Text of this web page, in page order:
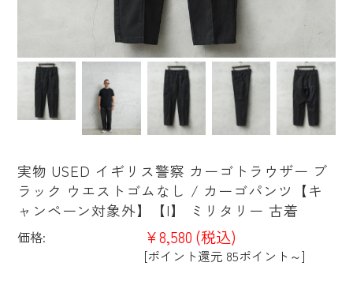
実物 USED イギリス警察 カーゴトラウザー ブ
ラック ウエストゴムなし / カーゴパンツ【キ
ャンペーン対象外】【I】 ミリタリー 古着
価格: ¥8,580 (税込)
[ポイント還元 85ポイント～]